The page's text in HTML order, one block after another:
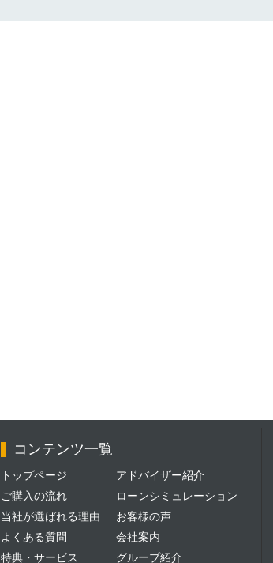
コンテンツ一覧
トップページ
ご購入の流れ
当社が選ばれる理由
よくある質問
特典・サービス
アドバイザー紹介
ローンシミュレーション
お客様の声
会社案内
グループ紹介